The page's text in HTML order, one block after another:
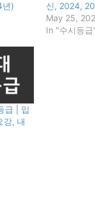
)
신, 2024,
May 25,
In "수시등급
급 | 입
강, 내